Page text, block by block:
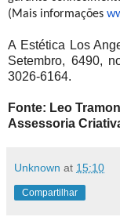
(Mais informações
A Estética Los
Setembro, 6490,
3026-6164.
Fonte: Leo
Assessoria
Unknown at 15:10
Compartilhar